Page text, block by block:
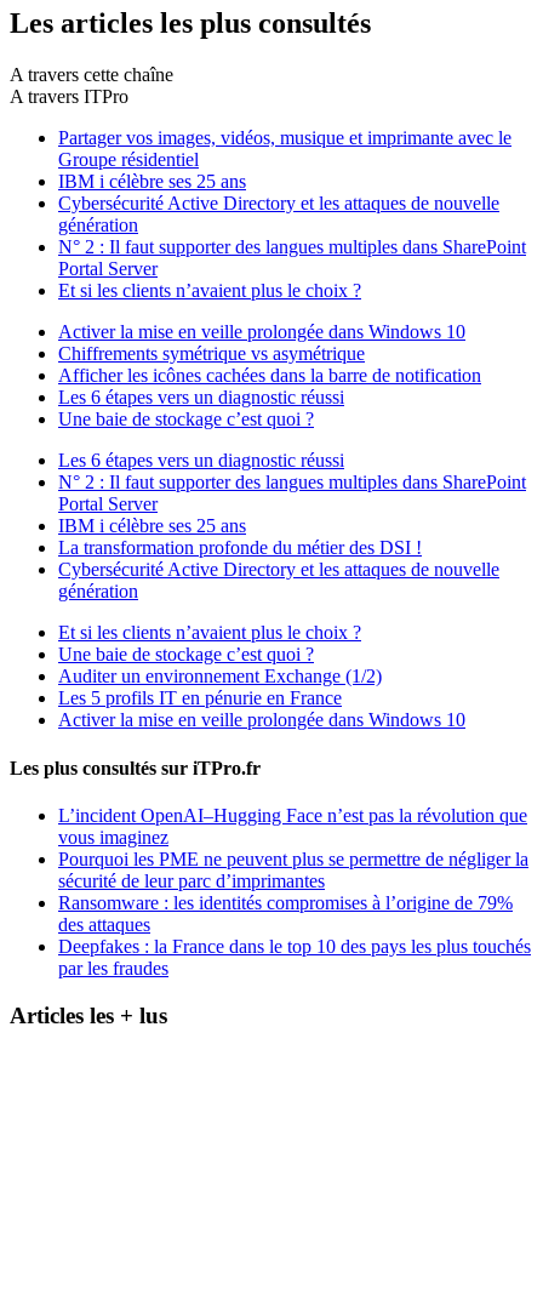
Les articles les plus consultés
A travers cette chaîne
A travers ITPro
Partager vos images, vidéos, musique et imprimante avec le
Groupe résidentiel
IBM i célèbre ses 25 ans
Cybersécurité Active Directory et les attaques de nouvelle
génération
N° 2 : Il faut supporter des langues multiples dans SharePoint
Portal Server
Et si les clients n’avaient plus le choix ?
Activer la mise en veille prolongée dans Windows 10
Chiffrements symétrique vs asymétrique
Afficher les icônes cachées dans la barre de notification
Les 6 étapes vers un diagnostic réussi
Une baie de stockage c’est quoi ?
Les 6 étapes vers un diagnostic réussi
N° 2 : Il faut supporter des langues multiples dans SharePoint
Portal Server
IBM i célèbre ses 25 ans
La transformation profonde du métier des DSI !
Cybersécurité Active Directory et les attaques de nouvelle
génération
Et si les clients n’avaient plus le choix ?
Une baie de stockage c’est quoi ?
Auditer un environnement Exchange (1/2)
Les 5 profils IT en pénurie en France
Activer la mise en veille prolongée dans Windows 10
Les plus consultés sur iTPro.fr
L’incident OpenAI–Hugging Face n’est pas la révolution que
vous imaginez
Pourquoi les PME ne peuvent plus se permettre de négliger la
sécurité de leur parc d’imprimantes
Ransomware : les identités compromises à l’origine de 79%
des attaques
Deepfakes : la France dans le top 10 des pays les plus touchés
par les fraudes
Articles les + lus